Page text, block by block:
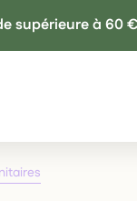
supérieure à 60 €